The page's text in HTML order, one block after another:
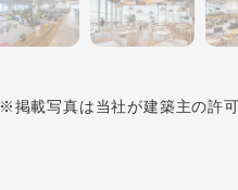
※掲載写真は当社が建築主の許